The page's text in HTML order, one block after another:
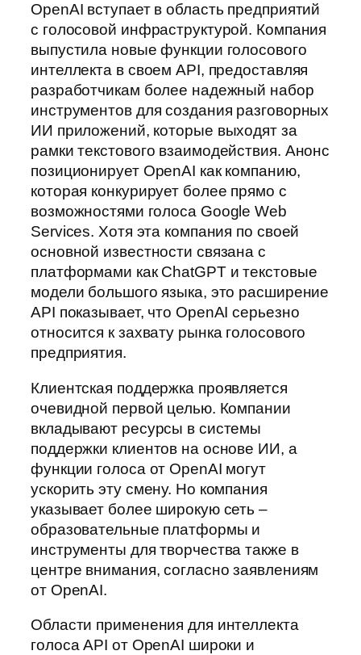
OpenAI вступает в область предприятий
с голосовой инфраструктурой. Компания
выпустила новые функции голосового
интеллекта в своем API, предоставляя
разработчикам более надежный набор
инструментов для создания разговорных
ИИ приложений, которые выходят за
рамки текстового взаимодействия. Анонс
позиционирует OpenAI как компанию,
которая конкурирует более прямо с
возможностями голоса Google Web
Services. Хотя эта компания по своей
основной известности связана с
платформами как ChatGPT и текстовые
модели большого языка, это расширение
API показывает, что OpenAI серьезно
относится к захвату рынка голосового
предприятия.
Клиентская поддержка проявляется
очевидной первой целью. Компании
вкладывают ресурсы в системы
поддержки клиентов на основе ИИ, а
функции голоса от OpenAI могут
ускорить эту смену. Но компания
указывает более широкую сеть –
образовательные платформы и
инструменты для творчества также в
центре внимания, согласно заявлениям
от OpenAI.
Области применения для интеллекта
голоса API от OpenAI широки и